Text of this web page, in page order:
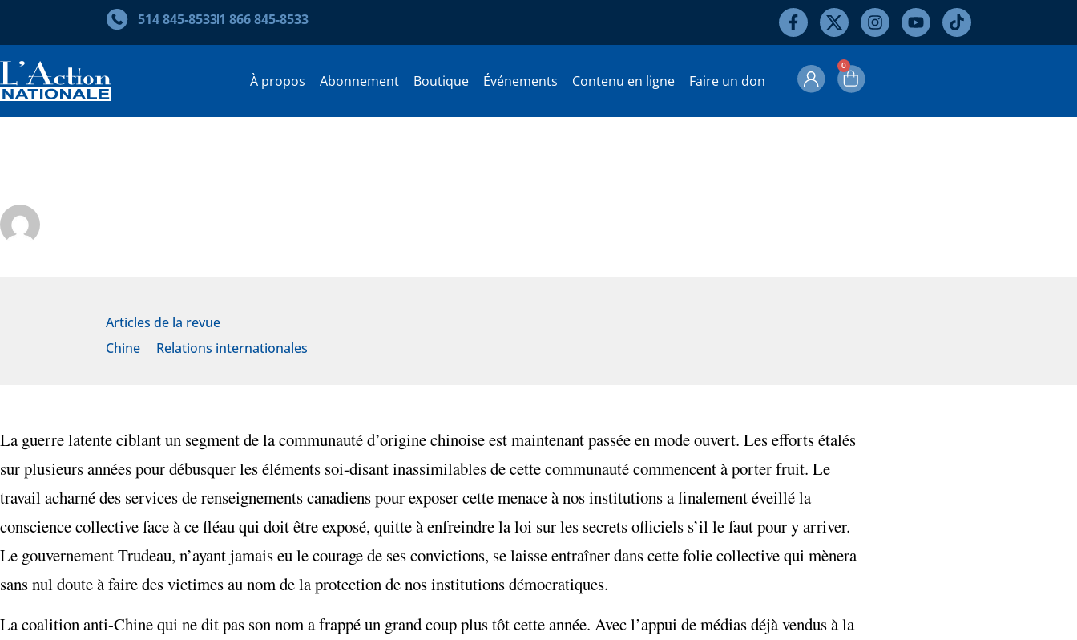
514 845‑85331 866 845‑8533
À propos Abonnement Boutique Événements Contenu en ligne Faire un don
0
Articles de la revue
Chine
Relations internationales
La guerre latente ciblant un segment de la communauté d’origine chinoise est maintenant passée en mode ouvert. Les efforts étalés
sur plusieurs années pour débusquer les éléments soi-disant inassimilables de cette communauté commencent à porter fruit. Le
travail acharné des services de renseignements canadiens pour exposer cette menace à nos institutions a finalement éveillé la
conscience collective face à ce fléau qui doit être exposé, quitte à enfreindre la loi sur les secrets officiels s’il le faut pour y arriver.
Le gouvernement Trudeau, n’ayant jamais eu le courage de ses convictions, se laisse entraîner dans cette folie collective qui mènera
sans nul doute à faire des victimes au nom de la protection de nos institutions démocratiques.
La coalition anti-Chine qui ne dit pas son nom a frappé un grand coup plus tôt cette année. Avec l’appui de médias déjà vendus à la